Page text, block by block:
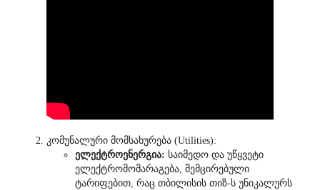
კომუნალური მომსახურება (Utilities):
ელექტროენერგია: საიმედო და უწყვეტი
ელექტრომომარაგება, შემცირებული
ტარიფებით, რაც თბილისის თიზ-ს უნიკალურს